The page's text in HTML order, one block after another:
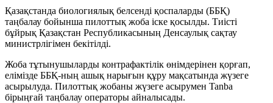
Қазақстанда биологиялық белсенді қоспаларды (ББҚ)
таңбалау бойынша пилоттық жоба іске қосылды. Тиісті
бұйрық Қазақстан Республикасының Денсаулық сақтау
министрлігімен бекітілді.
Жоба тұтынушыларды контрафактілік өнімдерінен қорғап,
елімізде ББҚ-ның ашық нарығын құру мақсатында жүзеге
асырылуда. Пилоттық жобаны жүзеге асырумен Tanba
бірыңғай таңбалау операторы айналысады.